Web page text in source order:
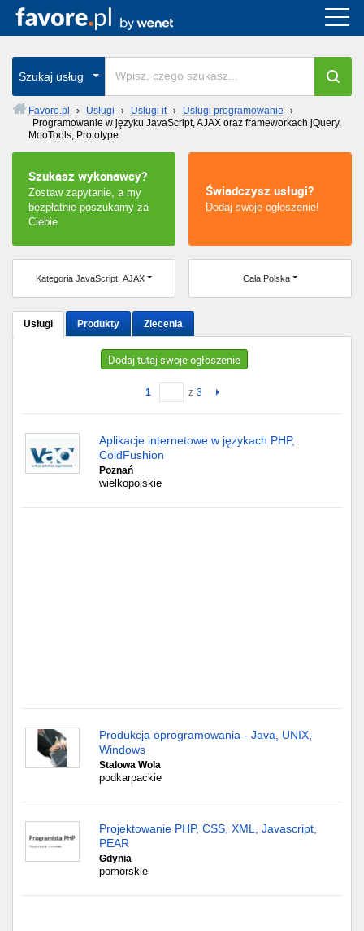
Szukaj usług
Favore.pl › Usługi › Usługi it › Usługi programowanie
›
Programowanie w języku JavaScript, AJAX oraz frameworkach jQuery,
MooTools, Prototype
Szukasz wykonawcy?
Zostaw zapytanie, a my
bezpłatnie poszukamy za
Ciebie
Świadczysz usługi?
Dodaj swoje ogłoszenie!
Kategoria JavaScript, AJAX Cała Polska
Usługi Produkty Zlecenia
Dodaj tutaj swoje ogłoszenie
1 z 3
Aplikacje internetowe w językach PHP,
ColdFushion
Poznań
wielkopolskie
Produkcja oprogramowania - Java, UNIX,
Windows
Stalowa Wola
podkarpackie
Projektowanie PHP, CSS, XML, Javascript,
PEAR
Gdynia
pomorskie
Cała Polska
wszystkie w całym kraju
Warszawa
Wrocław
Kraków
Poznań
Łódź
Katowice
Chorzów
Lublin
Częstochowa
Toruń
Sosnowiec